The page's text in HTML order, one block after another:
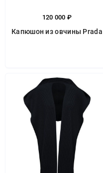
120 000 ₽
Капюшон из овчины Prada